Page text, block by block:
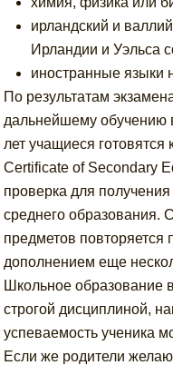
ирландский и
Ирландии и Уэльса
иностранные языки
По результатам
дальнейшему обучению
лет учащиеся готовятся
Certificate of Secondary
проверка для
среднего образования.
предметов повторяется
дополнением еще
Школьное образование
строгой дисциплиной,
успеваемость ученика
Если же родители